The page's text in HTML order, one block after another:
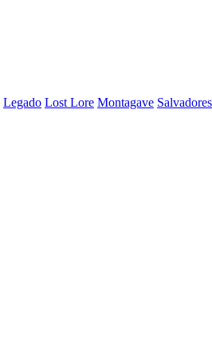
Legado Lost Lore Montagave Salvadores